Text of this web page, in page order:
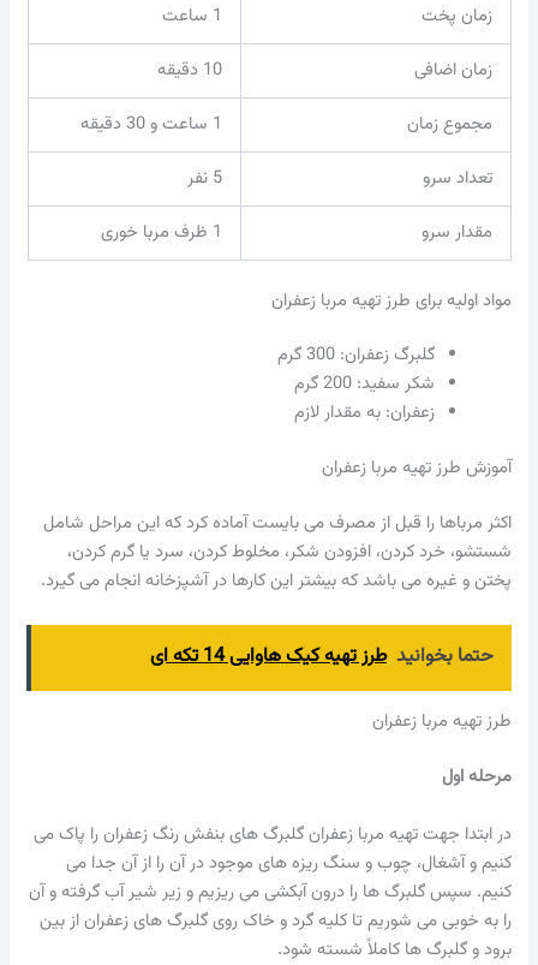
زمان پخت
1 ساعت
زمان اضافی
10 دقیقه
مجموع زمان
1 ساعت و 30 دقیقه
تعداد سرو
5 نفر
مقدار سرو
1 ظرف مربا خوری
مواد اولیه برای طرز تهیه مربا زعفران
گلبرگ زعفران: 300 گرم
شکر سفید: 200 گرم
زعفران: به مقدار لازم
آموزش طرز تهیه مربا زعفران
اکثر مرباها را قبل از مصرف می بایست آماده کرد که این مراحل شامل
شستشو، خرد کردن، افزودن شکر، مخلوط کردن، سرد یا گرم کردن،
پختن و غیره می باشد که بیشتر این کارها در آشپزخانه انجام می گیرد.
حتما بخوانید طرز تهیه کیک هاوایی 14 تکه ای
طرز تهیه مربا زعفران
مرحله اول
در ابتدا جهت تهیه مربا زعفران گلبرگ های بنفش رنگ زعفران را پاک می
کنیم و آشغال، چوب و سنگ ریزه های موجود در آن را از آن جدا می
کنیم. سپس گلبرگ ها را درون آبکشی می ریزیم و زیر شیر آب گرفته و آن
را به خوبی می شوریم تا کلیه گرد و خاک روی گلبرگ های زعفران از بین
برود و گلبرگ ها کاملاً شسته شود.